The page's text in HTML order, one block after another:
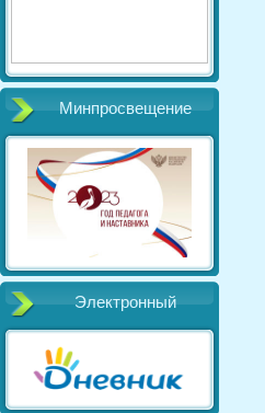
Минпросвещение
Электронный